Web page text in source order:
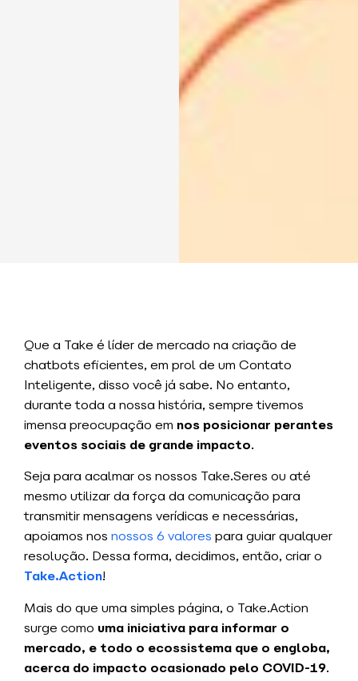
Que a Take é líder de mercado na criação de
chatbots eficientes, em prol de um Contato
Inteligente, disso você já sabe. No entanto,
durante toda a nossa história, sempre tivemos
imensa preocupação em nos posicionar perantes
eventos sociais de grande impacto.
Seja para acalmar os nossos Take.Seres ou até
mesmo utilizar da força da comunicação para
transmitir mensagens verídicas e necessárias,
apoiamos nos nossos 6 valores para guiar qualquer
resolução. Dessa forma, decidimos, então, criar o
Take.Action!
Mais do que uma simples página, o Take.Action
surge como uma iniciativa para informar o
mercado, e todo o ecossistema que o engloba,
acerca do impacto ocasionado pelo COVID-19.